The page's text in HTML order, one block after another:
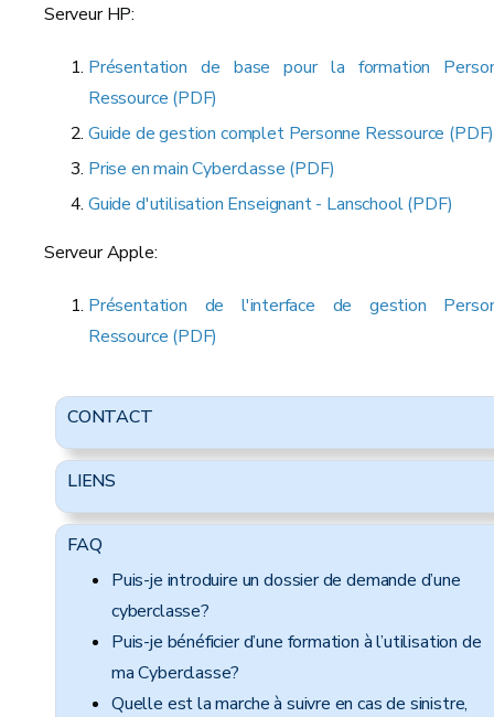
Serveur HP:
Présentation de base pour la formation
Ressource (PDF)
Guide de gestion complet Personne Ressource (PDF)
Prise en main Cyberclasse (PDF)
Guide d'utilisation Enseignant - Lanschool (PDF)
Serveur Apple:
Présentation de l'interface de gestion
Ressource (PDF)
CONTACT
LIENS
FAQ
Puis-je introduire un dossier de demande d’une
cyberclasse?
Puis-je bénéficier d’une formation à l’utilisation de
ma Cyberclasse?
Quelle est la marche à suivre en cas de sinistre,